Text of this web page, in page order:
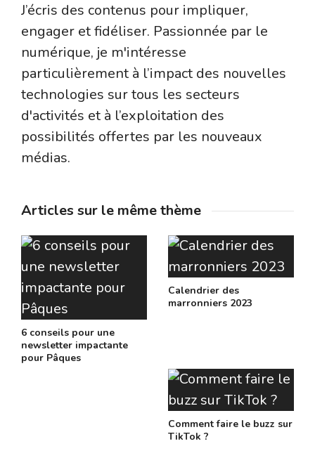
J’écris des contenus pour impliquer,
engager et fidéliser. Passionnée par le
numérique, je m'intéresse
particulièrement à l’impact des nouvelles
technologies sur tous les secteurs
d'activités et à l’exploitation des
possibilités offertes par les nouveaux
médias.
Articles sur le même thème
6 conseils pour une
newsletter impactante
pour Pâques
Calendrier des
marronniers 2023
Comment faire le buzz sur
TikTok ?